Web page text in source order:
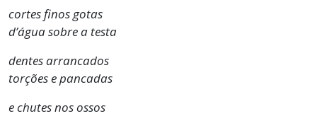
cortes finos gotas
d’água sobre a testa
dentes arrancados
torções e pancadas
e chutes nos ossos